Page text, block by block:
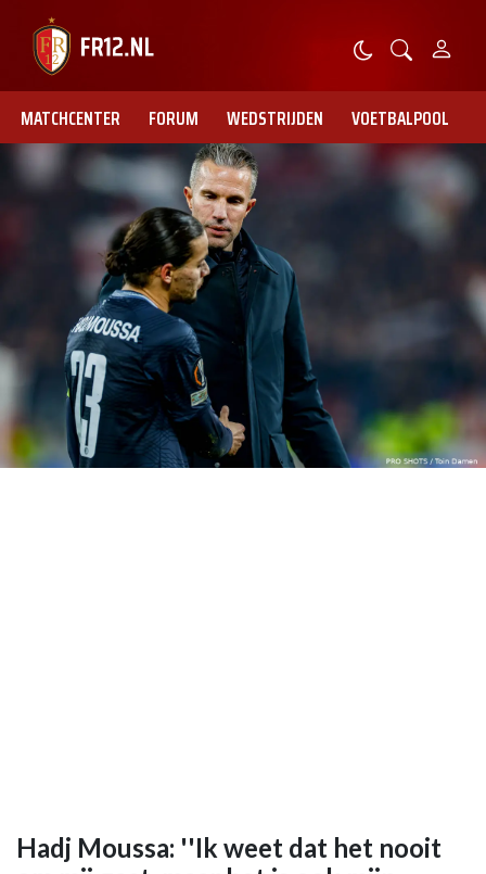
MATCHCENTER FORUM WEDSTRIJDEN VOETBALPOOL
Hadj Moussa: ''Ik weet dat het nooit